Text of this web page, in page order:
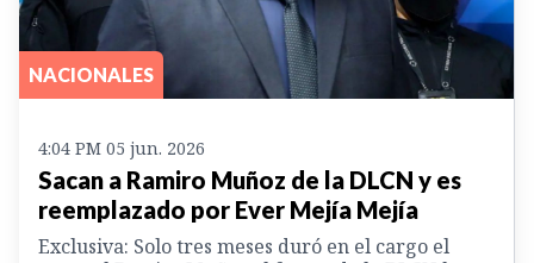
NACIONALES
4:04 PM 05 jun. 2026
Sacan a Ramiro Muñoz de la DLCN y es
reemplazado por Ever Mejía Mejía
Exclusiva: Solo tres meses duró en el cargo el